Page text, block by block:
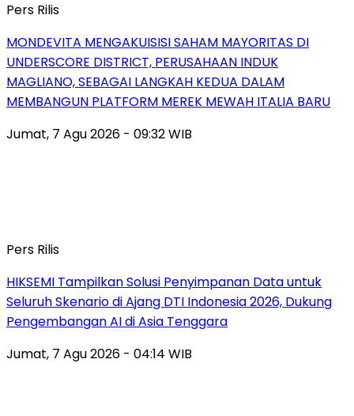
Pers Rilis
MONDEVITA MENGAKUISISI SAHAM MAYORITAS DI
UNDERSCORE DISTRICT, PERUSAHAAN INDUK
MAGLIANO, SEBAGAI LANGKAH KEDUA DALAM
MEMBANGUN PLATFORM MEREK MEWAH ITALIA BARU
Jumat, 7 Agu 2026 - 09:32 WIB
Pers Rilis
HIKSEMI Tampilkan Solusi Penyimpanan Data untuk
Seluruh Skenario di Ajang DTI Indonesia 2026, Dukung
Pengembangan AI di Asia Tenggara
Jumat, 7 Agu 2026 - 04:14 WIB